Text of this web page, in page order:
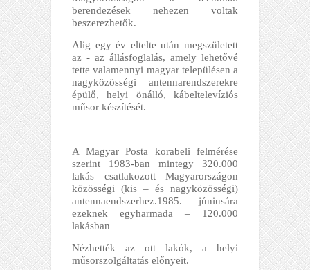
berendezések nehezen voltak
beszerezhetők.
Alig egy év eltelte után megszületett
az - az állásfoglalás, amely lehetővé
tette valamennyi magyar településen a
nagyközösségi antennarendszerekre
épülő, helyi önálló, kábeltelevíziós
műsor készítését.
A Magyar Posta korabeli felmérése
szerint 1983-ban mintegy 320.000
lakás csatlakozott Magyarországon
közösségi (kis – és nagyközösségi)
antennaendszerhez.1985. júniusára
ezeknek egyharmada – 120.000
lakásban
Nézhették az ott lakók, a helyi
műsorszolgáltatás előnyeit.